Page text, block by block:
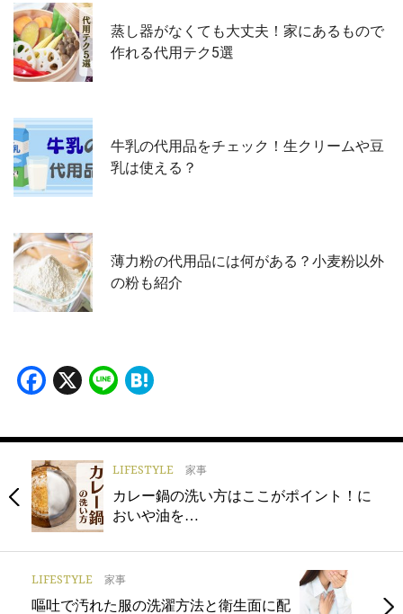
蒸し器がなくても大丈夫！家にあるもので
作れる代用テク5選
牛乳の代用品をチェック！生クリームや豆
乳は使える？
薄力粉の代用品には何がある？小麦粉以外
の粉も紹介
Facebook
X Line
LIFESTYLE 家事
カレー鍋の洗い方はここがポイント！に
おいや油を…
LIFESTYLE 家事
嘔吐で汚れた服の洗濯方法と衛生面に配